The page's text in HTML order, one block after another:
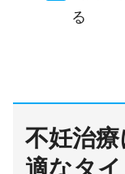
る
不妊治
適なタ